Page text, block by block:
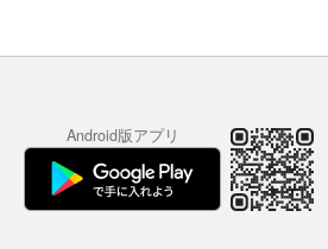
Android版アプリ